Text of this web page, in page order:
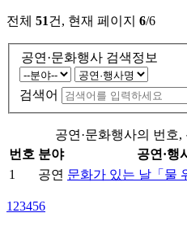
전체 51건, 현재 페이지 6/6
공연·문화행사 검색정보
검색어
공연·문화행사의 번호
번호 분야 공연·행
1
공연 문화가 있는 날「물
1 23456